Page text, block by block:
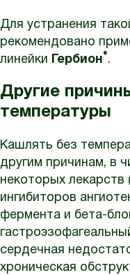
Для устранения
рекомендовано
линейки
Гербион®.
Другие
температуры
Кашлять без
другим причинам, в
некоторых лекарств
ингибиторов
фермента и бета-
сердечная
хроническая